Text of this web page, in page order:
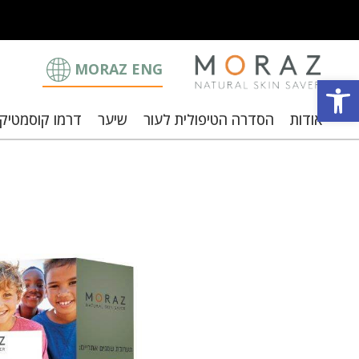
פתח סרגל נגישות
MORAZ ENG
אודות הסדרה הטיפולית לעור שיער דרמו